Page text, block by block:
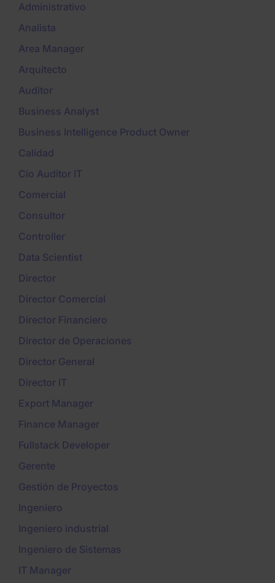
Administrativo
Analista
Area Manager
Arquitecto
Auditor
Business Analyst
Business Intelligence Product Owner
Calidad
Cio Auditor IT
Comercial
Consultor
Controller
Data Scientist
Director
Director Comercial
Director Financiero
Director de Operaciones
Director General
Director IT
Export Manager
Finance Manager
Fullstack Developer
Gerente
Gestión de Proyectos
Ingeniero
Ingeniero industrial
Ingeniero de Sistemas
IT Manager